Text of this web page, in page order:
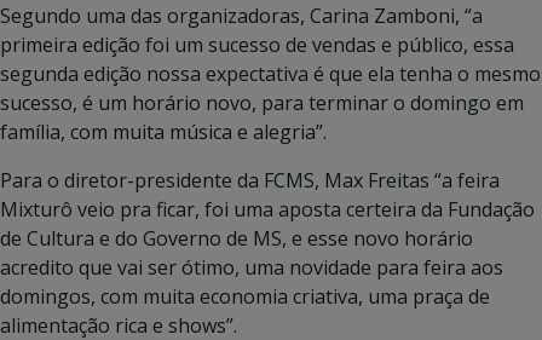
Segundo uma das organizadoras, Carina Zamboni, “a
primeira edição foi um sucesso de vendas e público, essa
segunda edição nossa expectativa é que ela tenha o mesmo
sucesso, é um horário novo, para terminar o domingo em
família, com muita música e alegria”.
Para o diretor-presidente da FCMS, Max Freitas “a feira
Mixturô veio pra ficar, foi uma aposta certeira da Fundação
de Cultura e do Governo de MS, e esse novo horário
acredito que vai ser ótimo, uma novidade para feira aos
domingos, com muita economia criativa, uma praça de
alimentação rica e shows”.